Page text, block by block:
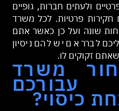
ולעתים חברות, גופיים
חקירות פרטיות. לכל משרד
שונה ועל כן כאשר אתם
לברר אם יש להם ניסיון
זקוקים לו.
משרד
עבורכם
כיסוי?